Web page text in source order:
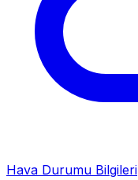
Hava Durumu Bilgileri